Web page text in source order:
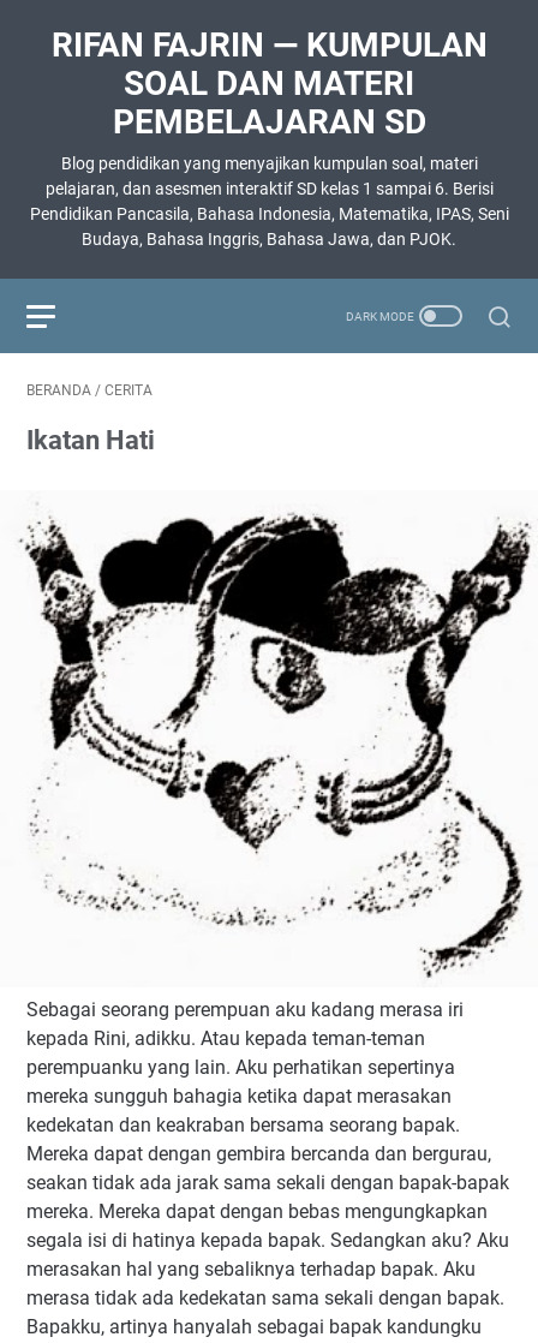
RIFAN FAJRIN — KUMPULAN
SOAL DAN MATERI
PEMBELAJARAN SD
Blog pendidikan yang menyajikan kumpulan soal, materi
pelajaran, dan asesmen interaktif SD kelas 1 sampai 6. Berisi
Pendidikan Pancasila, Bahasa Indonesia, Matematika, IPAS, Seni
Budaya, Bahasa Inggris, Bahasa Jawa, dan PJOK.
BERANDA / CERITA
Ikatan Hati
Sebagai seorang perempuan aku kadang merasa iri
kepada Rini, adikku. Atau kepada teman-teman
perempuanku yang lain. Aku perhatikan sepertinya
mereka sungguh bahagia ketika dapat merasakan
kedekatan dan keakraban bersama seorang bapak.
Mereka dapat dengan gembira bercanda dan bergurau,
seakan tidak ada jarak sama sekali dengan bapak-bapak
mereka. Mereka dapat dengan bebas mengungkapkan
segala isi di hatinya kepada bapak. Sedangkan aku? Aku
merasakan hal yang sebaliknya terhadap bapak. Aku
merasa tidak ada kedekatan sama sekali dengan bapak.
Bapakku, artinya hanyalah sebagai bapak kandungku